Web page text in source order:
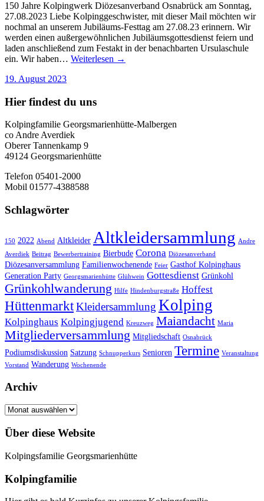
150 Jahre Kolpingwerk Diözesanverband Osnabrück am Sonntag,
27.08.2023 Liebe Kolpinggeschwister, mit dieser Mail möchten wir
nochmal an unserem Jubiläums-Festtag am 27.08.23 erinnern. Wir
werden einen außergewöhnlichen Jubiläumsgottesdienst feiern und
laden anschließend zum Festakt in der benachbarten Ursulaschule
ein. Wir haben… Weiterlesen →
19. August 2023
Hier findest du uns
Kolpingfamilie Georgsmarienhütte-Malbergen
co Andre Averdiek
Oberer Tannenkamp 9
49124 Georgsmarienhütte
Telefon 05401-2000
Mobil 01577-4388588
Schlagwörter
150 2022 Abend Altkleider Altkleidersammlung Andre
Averdiek Beitrag Bewerbertraining Bierbude Corona Diözesanverband
Diözesanversammlung Familienwochenende Feier Gasthof Kolpinghaus
Generation Party Georgsmarienhütte Glühwein Gottesdienst Grünkohl
Grünkohlwanderung Hilfe Hindenburgstraße Hoffest
HüttenmarktKleidersammlung Kolping
Kolpinghaus Kolpingjugend Kreuzweg Maiandacht Maria
Mitgliederversammlung Mitgliedschaft Osnabrück
Podiumsdiskussion Satzung Schnupperkurs Senioren Termine Veranstaltung
Vorstand Wanderung Wochenende
Archiv
Archiv
Über diese Website
Kolpingsfamilie Georgsmarienhütte
Kolpingfamilie